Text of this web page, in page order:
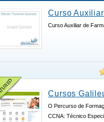
Curso
Curso Auxiliar de
Cursos
O Percurso de
CCNA: Técnico